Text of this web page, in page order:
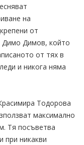
на
от
Димо Димов, който
от тях в
и никога няма
Тодорова
максимално
Тя посъветва
при никакви